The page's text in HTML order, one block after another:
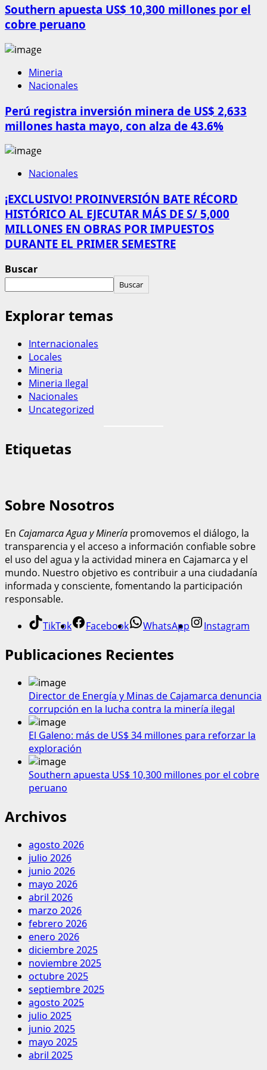
Southern apuesta US$ 10,300 millones por el
cobre peruano
Mineria
Nacionales
Perú registra inversión minera de US$ 2,633
millones hasta mayo, con alza de 43.6%
Nacionales
¡EXCLUSIVO! PROINVERSIÓN BATE RÉCORD
HISTÓRICO AL EJECUTAR MÁS DE S/ 5,000
MILLONES EN OBRAS POR IMPUESTOS
DURANTE EL PRIMER SEMESTRE
Buscar
Buscar
Explorar temas
Internacionales
Locales
Mineria
Mineria Ilegal
Nacionales
Uncategorized
Etiquetas
Sobre Nosotros
En Cajamarca Agua y Minería promovemos el diálogo, la
transparencia y el acceso a información confiable sobre
el uso del agua y la actividad minera en Cajamarca y el
mundo. Nuestro objetivo es contribuir a una ciudadanía
informada y consciente, fomentando la participación
responsable.
TikTok Facebook WhatsApp Instagram
Publicaciones Recientes
Director de Energía y Minas de Cajamarca denuncia
corrupción en la lucha contra la minería ilegal
El Galeno: más de US$ 34 millones para reforzar la
exploración
Southern apuesta US$ 10,300 millones por el cobre
peruano
Archivos
agosto 2026
julio 2026
junio 2026
mayo 2026
abril 2026
marzo 2026
febrero 2026
enero 2026
diciembre 2025
noviembre 2025
octubre 2025
septiembre 2025
agosto 2025
julio 2025
junio 2025
mayo 2025
abril 2025